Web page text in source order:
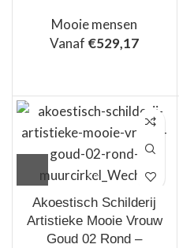
Mooie mensen
Vanaf €529,17
Akoestisch Schilderij
Artistieke Mooie Vrouw
Goud 02 Rond –